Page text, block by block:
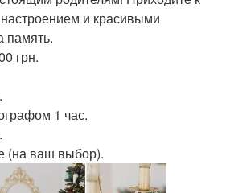
и красивыми
память.
грн.
1 час.
(на ваш выбор).